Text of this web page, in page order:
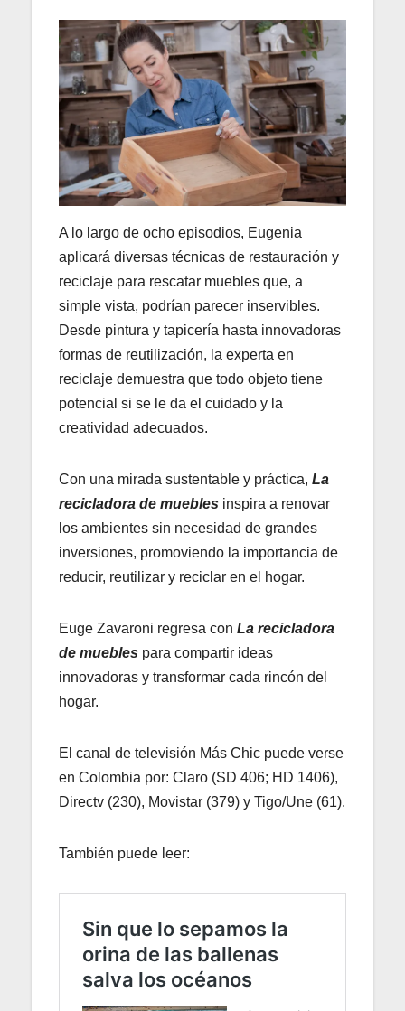
A lo largo de ocho episodios, Eugenia
aplicará diversas técnicas de restauración y
reciclaje para rescatar muebles que, a
simple vista, podrían parecer inservibles.
Desde pintura y tapicería hasta innovadoras
formas de reutilización, la experta en
reciclaje demuestra que todo objeto tiene
potencial si se le da el cuidado y la
creatividad adecuados.
Con una mirada sustentable y práctica, La
recicladora de muebles inspira a renovar
los ambientes sin necesidad de grandes
inversiones, promoviendo la importancia de
reducir, reutilizar y reciclar en el hogar.
Euge Zavaroni regresa con La recicladora
de muebles para compartir ideas
innovadoras y transformar cada rincón del
hogar.
El canal de televisión Más Chic puede verse
en Colombia por: Claro (SD 406; HD 1406),
Directv (230), Movistar (379) y Tigo/Une (61).
También puede leer: